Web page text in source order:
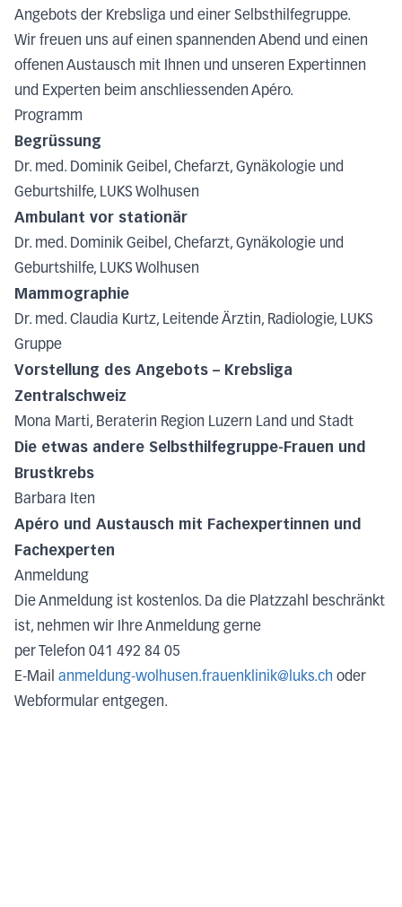
Angebots der Krebsliga und einer Selbsthilfegruppe.
Wir freuen uns auf einen spannenden Abend und einen
offenen Austausch mit Ihnen und unseren Expertinnen
und Experten beim anschliessenden Apéro.
Programm
Begrüssung
Dr. med. Dominik Geibel, Chefarzt, Gynäkologie und
Geburtshilfe, LUKS Wolhusen
Ambulant vor stationär
Dr. med. Dominik Geibel, Chefarzt, Gynäkologie und
Geburtshilfe, LUKS Wolhusen
Mammographie
Dr. med. Claudia Kurtz, Leitende Ärztin, Radiologie, LUKS
Gruppe
Vorstellung des Angebots – Krebsliga
Zentralschweiz
Mona Marti, Beraterin Region Luzern Land und Stadt
Die etwas andere Selbsthilfegruppe-Frauen und
Brustkrebs
Barbara Iten
Apéro und Austausch mit Fachexpertinnen und
Fachexperten
Anmeldung
Die Anmeldung ist kostenlos. Da die Platzzahl beschränkt
ist, nehmen wir Ihre Anmeldung gerne
per Telefon 041 492 84 05
E-Mail anmeldung-wolhusen.frauenklinik@luks.ch oder
Webformular entgegen.